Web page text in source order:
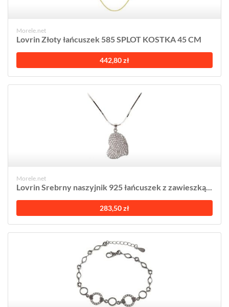
Morele.net
Lovrin Złoty łańcuszek 585 SPLOT KOSTKA 45 CM
442,80 zł
Morele.net
Lovrin Srebrny naszyjnik 925 łańcuszek z zawieszką...
283,50 zł